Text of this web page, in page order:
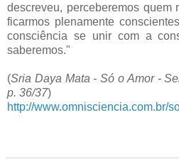
descreveu, perceberemos quem
ficarmos plenamente
consciência se unir com a
saberemos."
(Sria Daya Mata - Só o Amor -
p. 36/37)
http://www.omnisciencia.com.br/